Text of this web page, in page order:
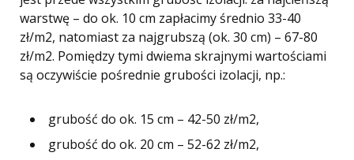
warstwę – do ok. 10 cm zapłacimy średnio 33-40
zł/m2, natomiast za najgrubszą (ok. 30 cm) – 67-80
zł/m2. Pomiędzy tymi dwiema skrajnymi wartościami
są oczywiście pośrednie grubości izolacji, np.:
grubość do ok. 15 cm – 42-50 zł/m2,
grubość do ok. 20 cm – 52-62 zł/m2,